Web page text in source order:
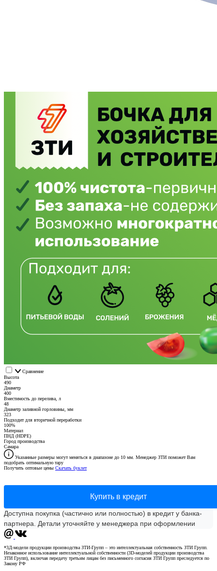
Сравнение
Высота
490
Диаметр
400
Вместимость до перелива, л
48
Диаметр заливной горловины, мм
323
Подходит для вторичной переработки
100%
Материал
ПНД (HDPE)
Город производства
Самара
Указанные размеры могут меняться в диапазоне до 10 мм. Менеджер ЗТИ поможет Вам
подобрать оптимальную тару
Получить оптовые цены Скачать буклет
Купить в кредит
Доступна покупка (частично или полностью) в кредит у банка-
партнера. Детали уточняйте у менеджера при оформлении
*3Д-модели продукции производства ЗТИ-Групп – это интеллектуальная собственность ЗТИ Групп.
Незаконное использование интеллектуальной собственности (3D-моделей продукции производства
ЗТИ Групп), включая передачу третьим лицам без письменного согласия ЗТИ Групп преследуется по
Закону РФ